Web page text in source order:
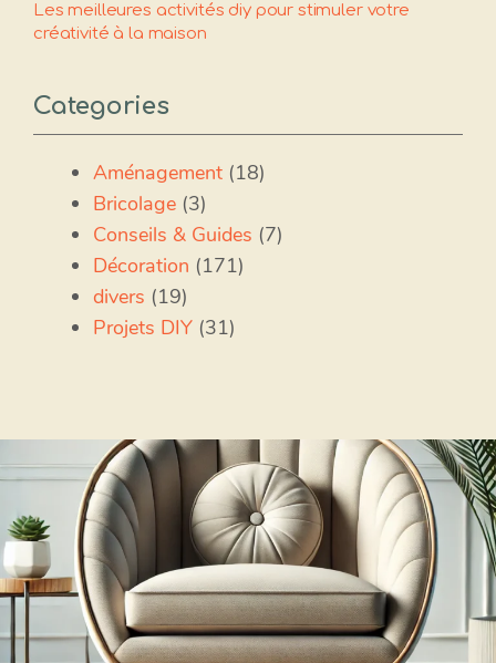
Les meilleures activités diy pour stimuler votre
créativité à la maison
Categories
Aménagement (18)
Bricolage (3)
Conseils & Guides (7)
Décoration (171)
divers (19)
Projets DIY (31)